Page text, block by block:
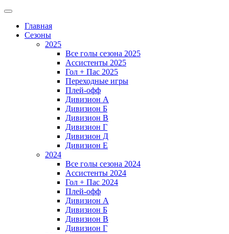
Главная
Сезоны
2025
Все голы сезона 2025
Ассистенты 2025
Гол + Пас 2025
Переходные игры
Плей-офф
Дивизион A
Дивизион Б
Дивизион В
Дивизион Г
Дивизион Д
Дивизион Е
2024
Все голы сезона 2024
Ассистенты 2024
Гол + Пас 2024
Плей-офф
Дивизион A
Дивизион Б
Дивизион В
Дивизион Г